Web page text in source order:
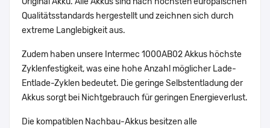
Qualitätsstandards hergestellt und zeichnen sich durch
extreme Langlebigkeit aus.
Zudem haben unsere Intermec 1000AB02 Akkus höchste
Zyklenfestigkeit, was eine hohe Anzahl möglicher Lade-
Entlade-Zyklen bedeutet. Die geringe Selbstentladung der
Akkus sorgt bei Nichtgebrauch für geringen Energieverlust.
Die kompatiblen Nachbau-Akkus besitzen alle